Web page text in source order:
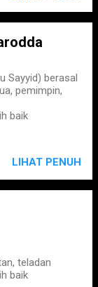
Sayyid) berasal
pemimpin,
baik
LIHAT PENUH
teladan
baik